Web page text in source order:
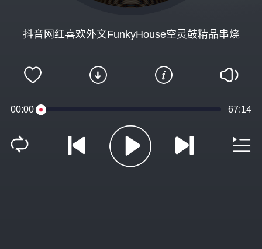
抖音网红喜欢外文FunkyHouse空灵鼓精品串烧
00:00 67:14